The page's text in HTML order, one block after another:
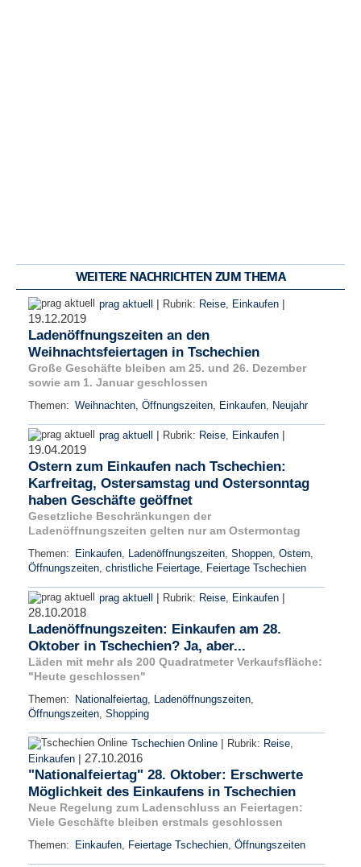
WEITERE NACHRICHTEN ZUM THEMA
prag aktuell | Rubrik: Reise, Einkaufen |
19.12.2019
Ladenöffnungszeiten an den
Weihnachtsfeiertagen in Tschechien
Große Geschäfte bleiben am 25. und 26. Dezember
sowie am 1. Januar geschlossen
Themen: Weihnachten, Öffnungszeiten, Einkaufen, Neujahr
prag aktuell | Rubrik: Reise, Einkaufen |
19.04.2019
Ostern zum Einkaufen nach Tschechien:
Karfreitag, Ostersamstag und Ostersonntag
haben Geschäfte geöffnet
Gesetzliche Beschränkungen der
Ladenöffnungszeiten gelten nur am Ostermontag
Themen: Einkaufen, Ladenöffnungszeiten, Shoppen, Ostern,
Öffnungszeiten, christliche Feiertage, Feiertage Tschechien
prag aktuell | Rubrik: Reise, Einkaufen |
28.10.2018
Ladenöffnungszeiten: Einkaufen am 28.
Oktober in Tschechien? Ja, aber...
Läden mit mehr als 200 Quadratmeter Verkaufsfläche:
"Heute geschlossen"
Themen: Nationalfeiertag, Ladenöffnungszeiten,
Öffnungszeiten, Shopping
Tschechien Online | Rubrik: Reise,
Einkaufen | 27.10.2016
"Nationalfeiertag" 28. Oktober: Erschwerte
Möglichkeit des Einkaufens in Tschechien
Neue Regelung zum Ladenschluss an Feiertagen:
Viele Geschäfte bleiben erstmals geschlossen
Themen: Einkaufen, Feiertage Tschechien, Öffnungszeiten